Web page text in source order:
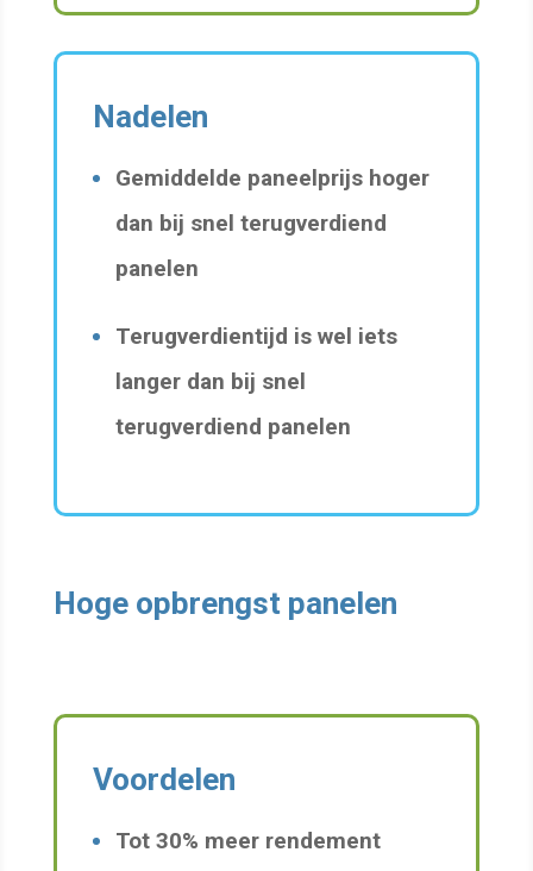
Nadelen
Gemiddelde paneelprijs hoger
dan bij snel terugverdiend
panelen
Terugverdientijd is wel iets
langer dan bij snel
terugverdiend panelen
Hoge opbrengst panelen
Voordelen
Tot 30% meer rendement